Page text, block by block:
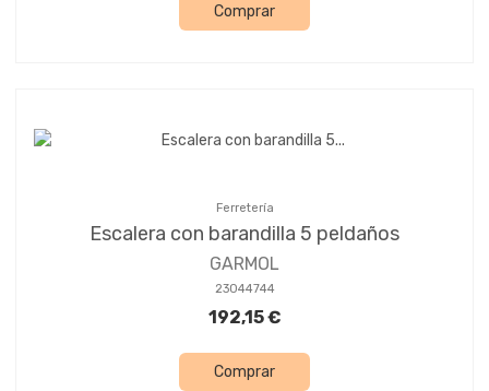
Comprar
Ferretería
Escalera con barandilla 5 peldaños
GARMOL
23044744
192,15 €
Comprar